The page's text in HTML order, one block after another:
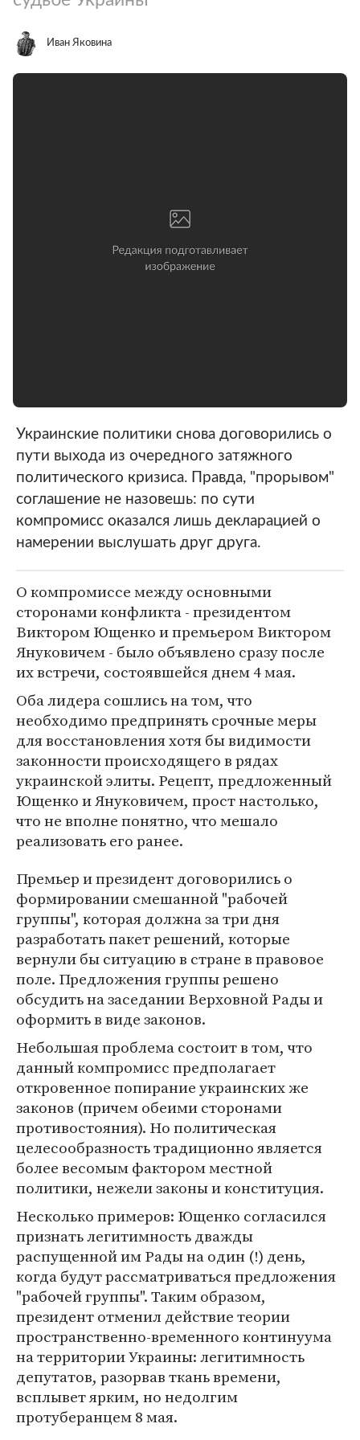
Иван Яковина
Украинские политики снова договорились о
пути выхода из очередного затяжного
политического кризиса. Правда, "прорывом"
соглашение не назовешь: по сути
компромисс оказался лишь декларацией о
намерении выслушать друг друга.
О компромиссе между основными
сторонами конфликта - президентом
Виктором Ющенко и премьером Виктором
Януковичем - было объявлено сразу после
их встречи, состоявшейся днем 4 мая.
Оба лидера сошлись на том, что
необходимо предпринять срочные меры
для восстановления хотя бы видимости
законности происходящего в рядах
украинской элиты. Рецепт, предложенный
Ющенко и Януковичем, прост настолько,
что не вполне понятно, что мешало
реализовать его ранее.
Премьер и президент договорились о
формировании смешанной "рабочей
группы", которая должна за три дня
разработать пакет решений, которые
вернули бы ситуацию в стране в правовое
поле. Предложения группы решено
обсудить на заседании Верховной Рады и
оформить в виде законов.
Небольшая проблема состоит в том, что
данный компромисс предполагает
откровенное попирание украинских же
законов (причем обеими сторонами
противостояния). Но политическая
целесообразность традиционно является
более весомым фактором местной
политики, нежели законы и конституция.
Несколько примеров: Ющенко согласился
признать легитимность дважды
распущенной им Рады на один (!) день,
когда будут рассматриваться предложения
"рабочей группы". Таким образом,
президент отменил действие теории
пространственно-временного континуума
на территории Украины: легитимность
депутатов, разорвав ткань времени,
всплывет ярким, но недолгим
протуберанцем 8 мая.